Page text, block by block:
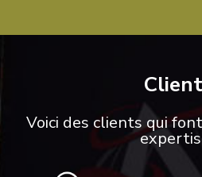
Voici des clients qui